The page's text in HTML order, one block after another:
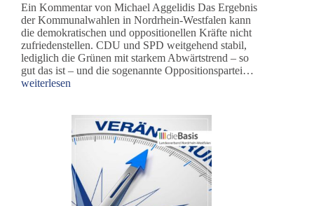
Ein Kommentar von Michael Aggelidis Das Ergebnis
der Kommunalwahlen in Nordrhein-Westfalen kann
die demokratischen und oppositionellen Kräfte nicht
zufriedenstellen. CDU und SPD weitgehend stabil,
lediglich die Grünen mit starkem Abwärtstrend – so
gut das ist – und die sogenannte Oppositionspartei…
weiterlesen